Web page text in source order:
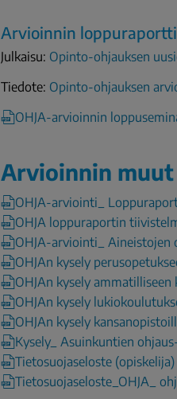
Arvioinnin loppuraportti
Julkaisu: Opinto-ohjauksen
Tiedote: Opinto-ohjauksen
OHJA-arvioinnin
Arvioinnin
OHJA-arviointi_
OHJA loppuraportin
OHJA-arviointi_ Aineistojen
OHJAn kysely
OHJAn kysely ammatilliseen
OHJAn kysely
OHJAn kysely
Kysely_ Asuinkuntien
Tietosuojaseloste (opiskelija)
Tietosuojaseloste_OHJA_